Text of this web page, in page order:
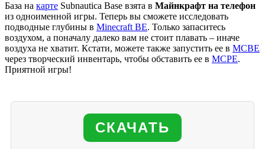
База на карте Subnautica Base взята в Майнкрафт на телефон
из одноименной игры. Теперь вы сможете исследовать
подводные глубины в Minecraft BE. Только запаситесь
воздухом, а поначалу далеко вам не стоит плавать – иначе
воздуха не хватит. Кстати, можете также запустить ее в MCBE
через творческий инвентарь, чтобы обставить ее в MCPE.
Приятной игры!
СКАЧАТЬ